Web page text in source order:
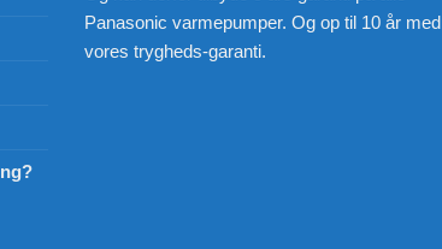
Panasonic varmepumper. Og op til 10 år med
vores trygheds-garanti.